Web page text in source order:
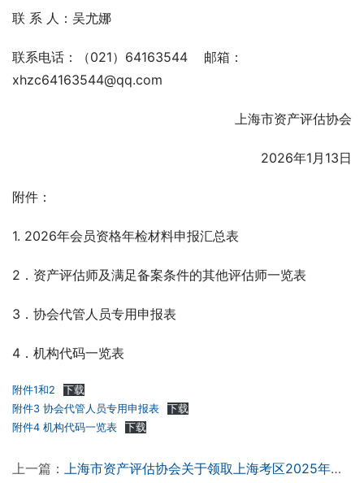
联 系 人：吴尤娜
联系电话：（021）64163544    邮箱：
xhzc64163544@qq.com
上海市资产评估协会
2026年1月13日
附件：
1. 2026年会员资格年检材料申报汇总表
2．资产评估师及满足备案条件的其他评估师一览表
3．协会代管人员专用申报表
4．机构代码一览表
附件1和2
下载
附件3 协会代管人员专用申报表
下载
附件4 机构代码一览表
下载
上一篇： 上海市资产评估协会关于领取上海考区2025年资产评估师职业资格证书的通知